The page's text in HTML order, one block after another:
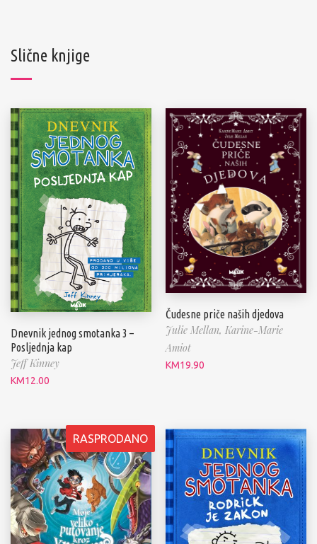
Slične knjige
Dnevnik jednog smotanka 3 –
Posljednja kap
Jeff Kinney
KM12.00
Čudesne priče naših djedova
Julie Mellan, Karine-Marie
Amiot
KM19.90
RASPRODANO